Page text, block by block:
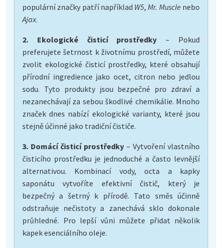
populární značky patří například W5,Mr. Muscle nebo
Ajax.
2. Ekologické čisticí prostředky – Pokud
preferujete šetrnost k životnímu prostředí, můžete
zvolit ekologické čisticí prostředky, které obsahují
přírodní ingredience jako ocet, citron nebo jedlou
sodu. Tyto produkty jsou bezpečné pro zdraví a
nezanechávají za sebou škodlivé chemikálie. Mnoho
značek dnes nabízí ekologické varianty, které jsou
stejně účinné jako tradiční čističe.
3. Domácí čisticí prostředky – Vytvoření vlastního
čisticího prostředku je jednoduché a často levnější
alternativou. Kombinací vody, octa a kapky
saponátu vytvoříte efektivní čistič, který je
bezpečný a šetrný k přírodě. Tato směs účinně
odstraňuje nečistoty a zanechává sklo dokonale
průhledné. Pro lepší vůni můžete přidat několik
kapek esenciálního oleje.